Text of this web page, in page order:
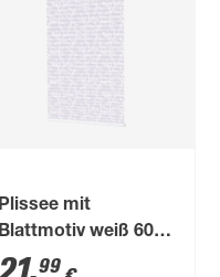
Plissee mit
Blattmotiv weiß 60 x
130 cm
99